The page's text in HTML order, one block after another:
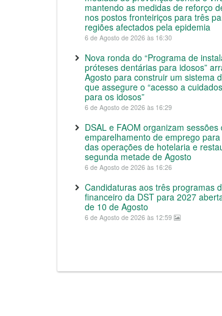
mantendo as medidas de reforço
nos postos fronteiriços para três
regiões afectados pela epidemia
6 de Agosto de 2026 às 16:30
Nova ronda do “Programa de
próteses dentárias para idosos”
Agosto para construir um sistema
que assegure o “acesso a
para os idosos”
6 de Agosto de 2026 às 16:29
DSAL e FAOM organizam sessões
emparelhamento de emprego
das operações de hotelaria e
segunda metade de Agosto
6 de Agosto de 2026 às 16:26
Candidaturas aos três programas
financeiro da DST para 2027
de 10 de Agosto
6 de Agosto de 2026 às 12:59